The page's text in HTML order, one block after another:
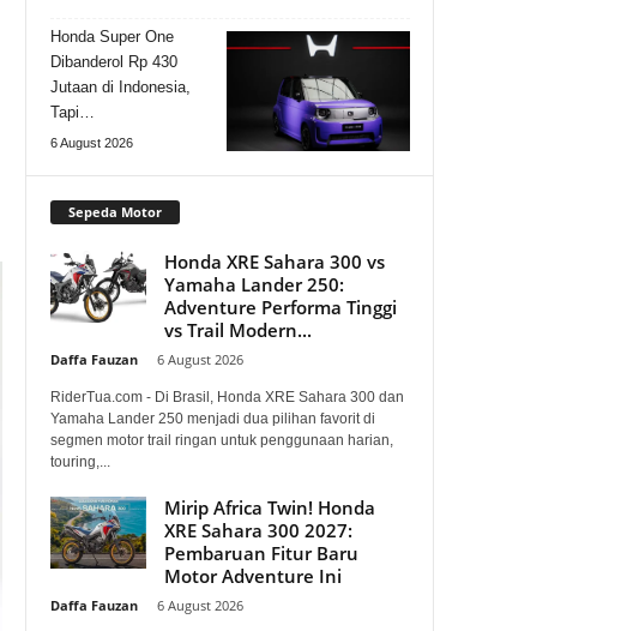
Honda Super One
Dibanderol Rp 430
Jutaan di Indonesia,
Tapi…
6 August 2026
Sepeda Motor
Honda XRE Sahara 300 vs
Yamaha Lander 250:
Adventure Performa Tinggi
vs Trail Modern...
Daffa Fauzan 6 August 2026
RiderTua.com - Di Brasil, Honda XRE Sahara 300 dan
Yamaha Lander 250 menjadi dua pilihan favorit di
segmen motor trail ringan untuk penggunaan harian,
touring,...
Mirip Africa Twin! Honda
XRE Sahara 300 2027:
Pembaruan Fitur Baru
Motor Adventure Ini
Daffa Fauzan 6 August 2026